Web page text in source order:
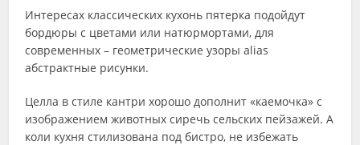
Интересах классических кухонь пятерка подойдут
бордюры с цветами или натюрмортами, для
современных – геометрические узоры alias
абстрактные рисунки.
Целла в стиле кантри хорошо дополнит «каемочка» с
изображением животных сиречь сельских пейзажей. А
коли кухня стилизована под бистро, не избежать